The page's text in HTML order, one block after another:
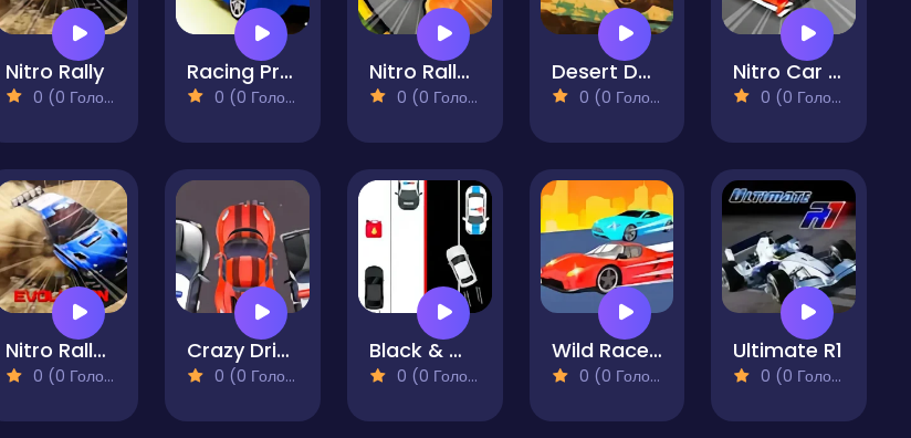
Nitro Rally
0 (0 Голосів)
Racing Project Kit
0 (0 Голосів)
Nitro Rally Time Attack 2
0 (0 Голосів)
Desert Dakar Xtream
0 (0 Голосів)
Nitro Car Racing
0 (0 Голосів)
Nitro Rally Evolution
0 (0 Голосів)
Crazy Driver Police Chase
0 (0 Голосів)
Black & White Escape Cars
0 (0 Голосів)
Wild Race Master 3D
0 (0 Голосів)
Ultimate R1
0 (0 Голосів)